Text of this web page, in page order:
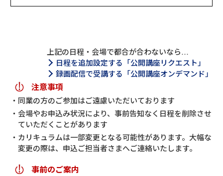
上記の日程・会場で都合が合わないなら…
日程を追加設定する「公開講座リクエスト」
録画配信で受講する「公開講座オンデマンド」
注意事項
同業の方のご参加はご遠慮いただいております
会場やお申込み状況により、事前告知なく日程を削除させ
ていただくことがあります
カリキュラムは一部変更となる可能性があります。大幅な
変更の際は、申込ご担当者さまへご連絡いたします。
事前のご案内